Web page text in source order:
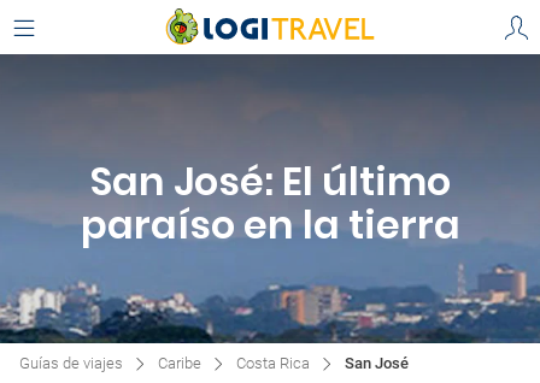
San José: El último
paraíso en la tierra
Guías de viajes Caribe Costa Rica San José